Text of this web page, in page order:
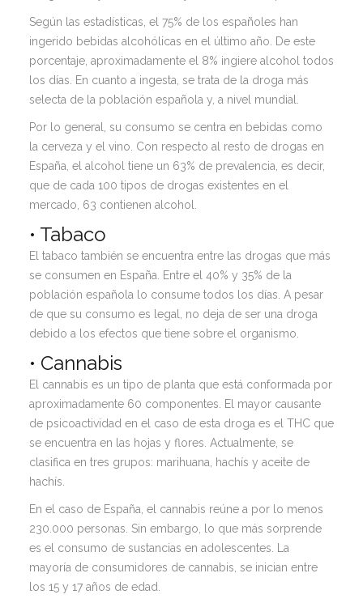
Según las estadísticas, el 75% de los españoles han
ingerido bebidas alcohólicas en el último año. De este
porcentaje, aproximadamente el 8% ingiere alcohol todos
los días. En cuanto a ingesta, se trata de la droga más
selecta de la población española y, a nivel mundial.
Por lo general, su consumo se centra en bebidas como
la cerveza y el vino. Con respecto al resto de drogas en
España, el alcohol tiene un 63% de prevalencia, es decir,
que de cada 100 tipos de drogas existentes en el
mercado, 63 contienen alcohol.
• Tabaco
El tabaco también se encuentra entre las drogas que más
se consumen en España. Entre el 40% y 35% de la
población española lo consume todos los días. A pesar
de que su consumo es legal, no deja de ser una droga
debido a los efectos que tiene sobre el organismo.
• Cannabis
El cannabis es un tipo de planta que está conformada por
aproximadamente 60 componentes. El mayor causante
de psicoactividad en el caso de esta droga es el THC que
se encuentra en las hojas y flores. Actualmente, se
clasifica en tres grupos: marihuana, hachís y aceite de
hachís.
En el caso de España, el cannabis reúne a por lo menos
230.000 personas. Sin embargo, lo que más sorprende
es el consumo de sustancias en adolescentes. La
mayoría de consumidores de cannabis, se inician entre
los 15 y 17 años de edad.